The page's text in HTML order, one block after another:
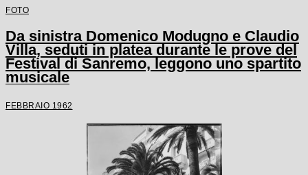
FOTO
Da sinistra Domenico Modugno e Claudio
Villa, seduti in platea durante le prove del
Festival di Sanremo, leggono uno spartito
musicale
FEBBRAIO 1962